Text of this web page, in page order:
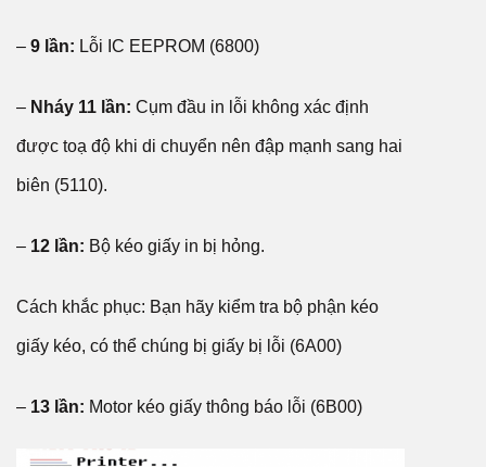
– 9 lần: Lỗi IC EEPROM (6800)
– Nháy 11 lần: Cụm đầu in lỗi không xác định
được toạ độ khi di chuyển nên đập mạnh sang hai
biên (5110).
– 12 lần: Bộ kéo giấy in bị hỏng.
Cách khắc phục: Bạn hãy kiểm tra bộ phận kéo
giấy kéo, có thể chúng bị giấy bị lỗi (6A00)
– 13 lần: Motor kéo giấy thông báo lỗi (6B00)